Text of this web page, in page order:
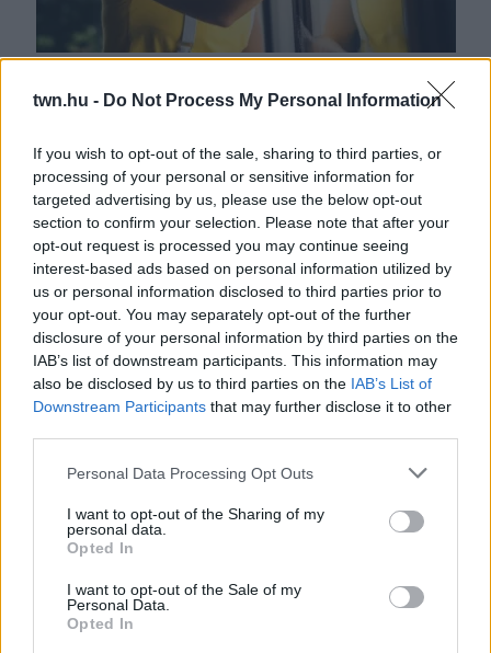
twn.hu - Do Not Process My Personal Information
If you wish to opt-out of the sale, sharing to third parties, or
processing of your personal or sensitive information for
targeted advertising by us, please use the below opt-out
section to confirm your selection. Please note that after your
opt-out request is processed you may continue seeing
interest-based ads based on personal information utilized by
us or personal information disclosed to third parties prior to
your opt-out. You may separately opt-out of the further
disclosure of your personal information by third parties on the
IAB’s list of downstream participants. This information may
also be disclosed by us to third parties on the IAB’s List of
Downstream Participants that may further disclose it to other
Please note that this website/app uses one or more Google
not limited to your visit or usage behaviour. You may click to
grant or deny consent to Google and its third-party tags to
use your data for below specified purposes in below Google
consent section.
Personal Data Processing Opt Outs
I want to opt-out of the Sharing of my
personal data.
Opted In
I want to opt-out of the Sale of my
Personal Data.
Opted In
Ezért párásodik be állandóan az ablak – egyszerűbb a
megoldás, mint gondolnád
Nem ecettel és nem szódabikarbónával: ezzel lesz újra